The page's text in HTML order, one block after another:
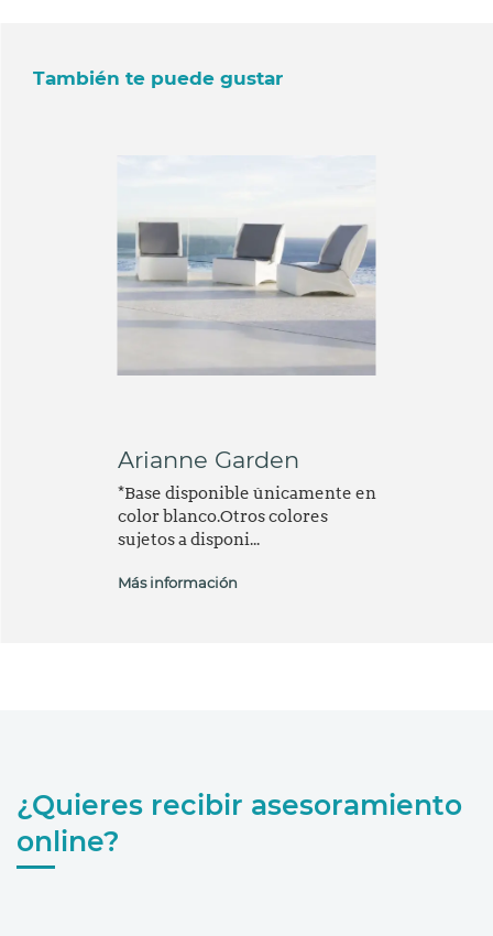
También te puede gustar
Arianne Garden
*Base disponible únicamente en
color blanco.Otros colores
sujetos a disponi...
Más información
¿Quieres recibir asesoramiento
online?